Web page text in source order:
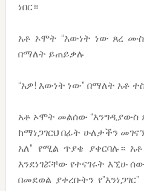
ነበር።
አቶ ኦሞት “እውነት ነው ጸረ
በማለት ይጠይቃሉ
“አዎ! እውነት ነው” በማለት አቶ
አቶ ኦሞት መልሰው “እንግዲያውስ
ከማነጋገርህ በፊት ሁለታችን
አለ” የሚል ጥያቄ ያቀርባሉ።
እንደነገሯቸው የተናገሩት እኚሁ
በመደወል ያቀረቡትን